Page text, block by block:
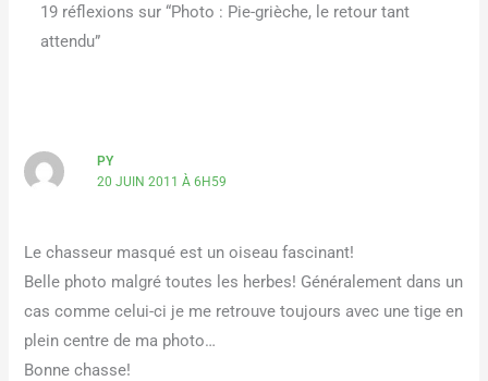
19 réflexions sur “Photo : Pie-grièche, le retour tant
attendu”
PY
20 JUIN 2011 À 6H59
Le chasseur masqué est un oiseau fascinant!
Belle photo malgré toutes les herbes! Généralement dans un
cas comme celui-ci je me retrouve toujours avec une tige en
plein centre de ma photo…
Bonne chasse!